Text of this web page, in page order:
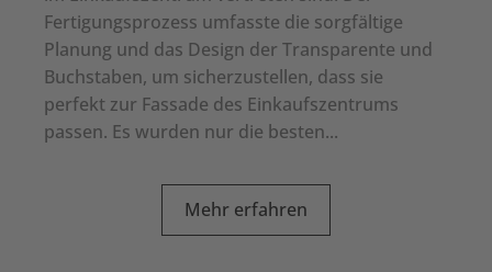
Fertigungsprozess umfasste die sorgfältige
Planung und das Design der Transparente und
Buchstaben, um sicherzustellen, dass sie
perfekt zur Fassade des Einkaufszentrums
passen. Es wurden nur die besten...
Mehr erfahren